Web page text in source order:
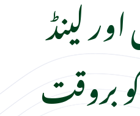
لینڈ
بروقت